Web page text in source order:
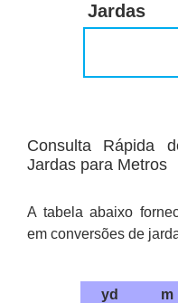
Jardas
Consulta Rápida
Jardas para Metros
A tabela abaixo
em conversões de
yd
m